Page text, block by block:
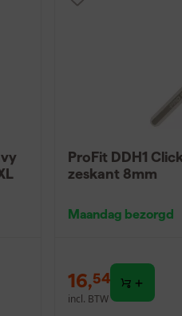
ProFit DDH1
zeskant 8mm
Maandag bezorgd
16,54
incl. BTW